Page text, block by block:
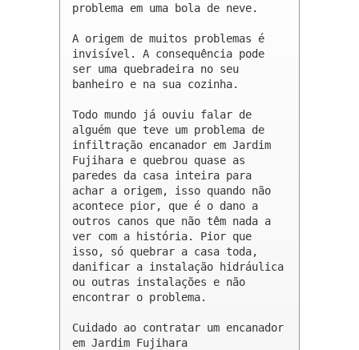
problema em uma bola de neve.
A origem de muitos problemas é
invisível. A consequência pode
ser uma quebradeira no seu
banheiro e na sua cozinha.
Todo mundo já ouviu falar de
alguém que teve um problema de
infiltração encanador em Jardim
Fujihara e quebrou quase as
paredes da casa inteira para
achar a origem, isso quando não
acontece pior, que é o dano a
outros canos que não têm nada a
ver com a história. Pior que
isso, só quebrar a casa toda,
danificar a instalação hidráulica
ou outras instalações e não
encontrar o problema.
Cuidado ao contratar um encanador
em Jardim Fujihara